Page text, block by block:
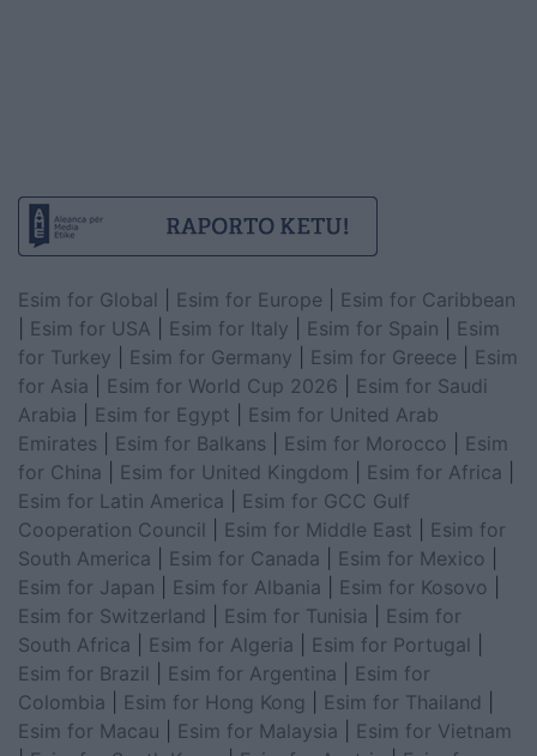
Esim for Global Esim for Europe
Esim for Caribbean
Esim for USA Esim for Italy Esim for Spain
Esim
for Turkey
Esim for Germany Esim for Greece
Esim
for Asia
Esim for World Cup 2026
Esim for Saudi
Arabia
Esim for Egypt
Esim for United Arab
Emirates
Esim for Balkans Esim for Morocco
Esim
for China
Esim for United Kingdom Esim for Africa
Esim for Latin America
Esim for GCC Gulf
Cooperation Council
Esim for Middle East
Esim for
South America
Esim for Canada Esim for Mexico
Esim for Japan
Esim for Albania Esim for Kosovo
Esim for Switzerland
Esim for Tunisia
Esim for
South Africa
Esim for Algeria Esim for Portugal
Esim for Brazil
Esim for Argentina
Esim for
Colombia
Esim for Hong Kong Esim for Thailand
Esim for Macau
Esim for Malaysia
Esim for Vietnam